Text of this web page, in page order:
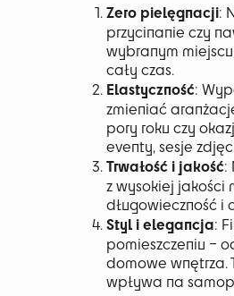
Zero pielęgnacji:
przycinanie czy
wybranym
cały czas.
Elastyczność:
zmieniać
pory roku czy
eventy, sesje
Trwałość i jakość:
z wysokiej jakości
długowieczność i
Styl i elegancja:
pomieszczeniu –
domowe wnętrza.
wpływa na